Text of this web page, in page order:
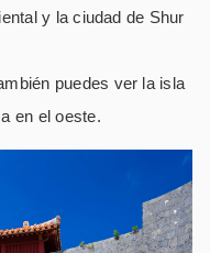
y la ciudad de Shur
puedes ver la isla
en el oeste.